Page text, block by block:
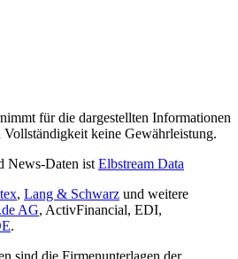
für die dargestellten Informationen
keine Gewährleistung.
News-Daten ist Elbstream Data
, Lang & Schwarz und weitere
AG, ActivFinancial, EDI,
.
sind die Firmenunterlagen der